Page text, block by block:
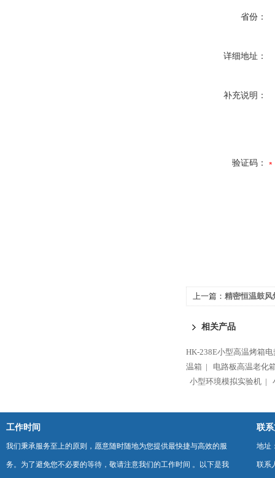
省份：
详细地址：
补充说明：
验证码：
上一篇： 精密恒温鼓
相关产品
HK-238E小型高温烤箱
温箱 |
电路板高温老化
小型环境模拟实验机 |
工作时间
我们秉承服务至上的原则，愿意随时随地为您提供最快捷与高效的服
务。为了避免您不必要的等待，敬请注意我们的工作时间 。以下是我
联
地址
联系